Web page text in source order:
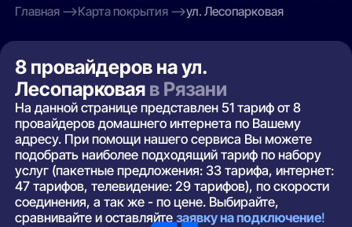
Главная Карта покрытия ул. Лесопарковая
8 провайдеров на ул.
Лесопарковая в Рязани
На данной странице представлен 51 тариф от 8
провайдеров домашнего интернета по Вашему
адресу. При помощи нашего сервиса Вы можете
подобрать наиболее подходящий тариф по набору
услуг (пакетные предложения: 33 тарифа, интернет:
47 тарифов, телевидение: 29 тарифов), по скорости
соединения, а так же - по цене. Выбирайте,
сравнивайте и оставляйтезаявку на подключение!